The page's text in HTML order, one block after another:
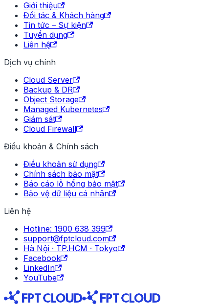
Giới thiệu
Đối tác & Khách hàng
Tin tức – Sự kiện
Tuyển dụng
Liên hệ
Dịch vụ chính
Cloud Server
Backup & DR
Object Storage
Managed Kubernetes
Giám sát
Cloud Firewall
Điều khoản & Chính sách
Điều khoản sử dụng
Chính sách bảo mật
Báo cáo lỗ hổng bảo mật
Bảo vệ dữ liệu cá nhân
Liên hệ
Hotline: 1900 638 399
support@fptcloud.com
Hà Nội · TP.HCM · Tokyo
Facebook
LinkedIn
YouTube